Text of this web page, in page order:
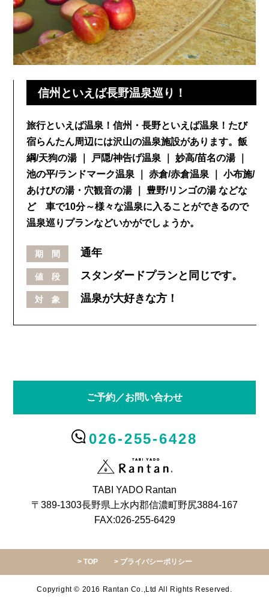
信州といえば長野温泉巡り！
旅行といえば温泉！信州・長野といえば温泉！たび
宿らんたん周辺には沢山の温泉施設があります。飯
綱/天狗の湯 ｜ 戸隠/神告げ温泉 ｜ 妙高/苗名の湯 ｜
池の平/ランドマーク温泉 ｜ 赤倉/赤倉温泉 ｜ 小布施/
あけびの湯・穴観音の湯 ｜ 豊野/リンゴの湯 などな
ど 車で10分～様々な温泉に入ることができるので
温泉巡りプランなどいかがでしょうか。
期 間 通年
値 段 スタンダードプランと同じです。
対 象 温泉が大好きな方！
ご予約／お問い合わせ
026-255-6428
TABI YADO Rantan
〒389-1303長野県上水内郡信濃町野尻3884-167
FAX:026-255-6429
TOP プライバシーポリシー
Copyright © 2016 Rantan Co.,Ltd All Rights Reserved.